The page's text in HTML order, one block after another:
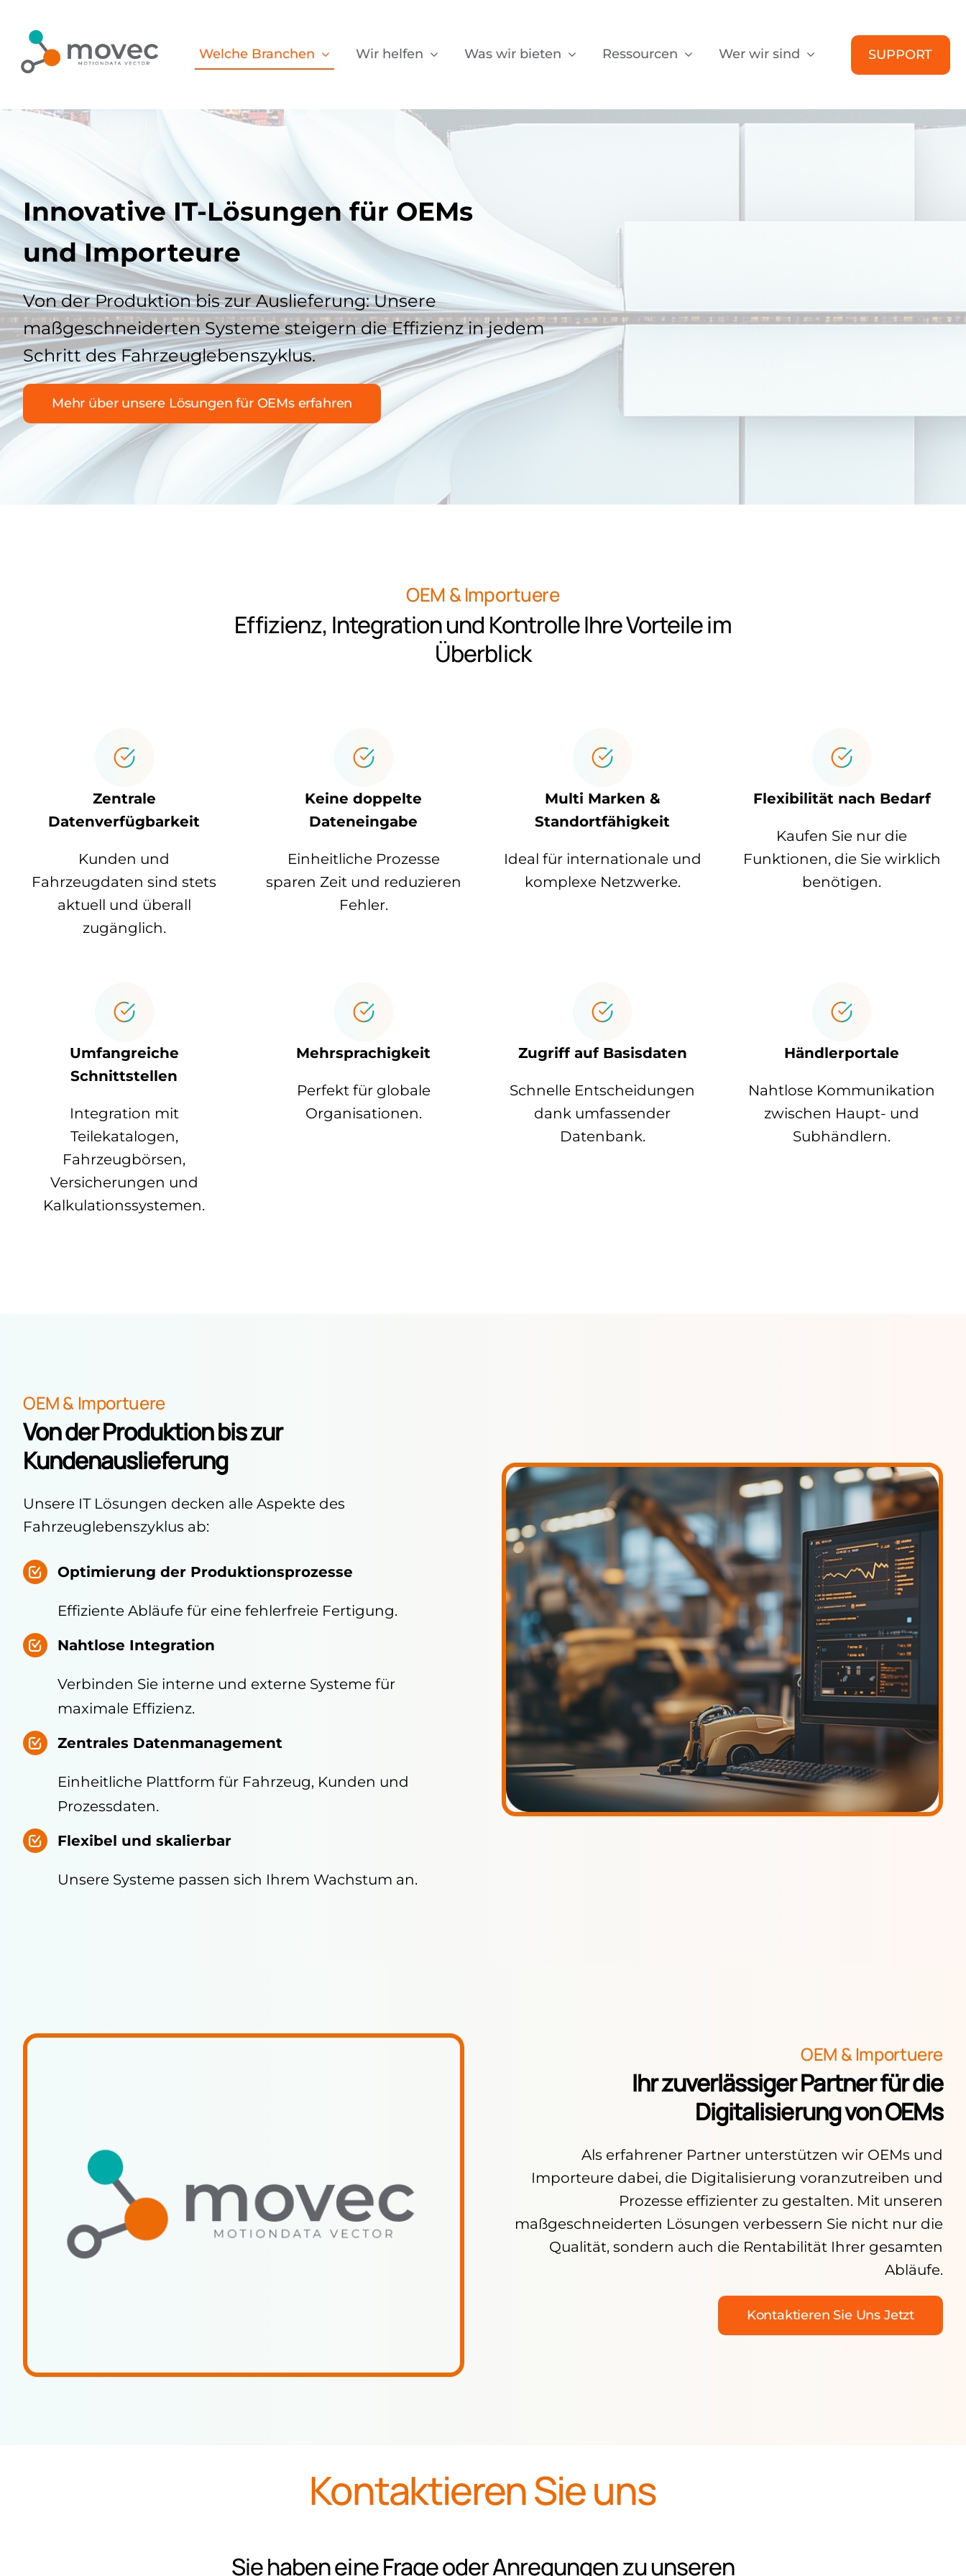
Inhalt
springen
Welche Branchen Wir helfen Was wir bieten Ressourcen Wer wir sind SUPPORT
Innovative IT-Lösungen für OEMs
und Importeure
Von der Produktion bis zur Auslieferung: Unsere
maßgeschneiderten Systeme steigern die Effizienz in jedem
Schritt des Fahrzeuglebenszyklus.
Mehr über unsere Lösungen für OEMs erfahren
OEM & Importuere
Effizienz, Integration und Kontrolle Ihre Vorteile im
Überblick
Zentrale
Datenverfügbarkeit
Kunden und
Fahrzeugdaten sind stets
aktuell und überall
zugänglich.
Keine doppelte
Dateneingabe
Einheitliche Prozesse
sparen Zeit und reduzieren
Fehler.
Multi Marken &
Standortfähigkeit
Ideal für internationale und
komplexe Netzwerke.
Flexibilität nach Bedarf
Kaufen Sie nur die
Funktionen, die Sie wirklich
benötigen.
Umfangreiche
Schnittstellen
Integration mit
Teilekatalogen,
Fahrzeugbörsen,
Versicherungen und
Kalkulationssystemen.
Mehrsprachigkeit
Perfekt für globale
Organisationen.
Zugriff auf Basisdaten
Schnelle Entscheidungen
dank umfassender
Datenbank.
Händlerportale
Nahtlose Kommunikation
zwischen Haupt- und
Subhändlern.
OEM & Importuere
Von der Produktion bis zur
Kundenauslieferung
Unsere IT Lösungen decken alle Aspekte des
Fahrzeuglebenszyklus ab:
Optimierung der Produktionsprozesse
Effiziente Abläufe für eine fehlerfreie Fertigung.
Nahtlose Integration
Verbinden Sie interne und externe Systeme für
maximale Effizienz.
Zentrales Datenmanagement
Einheitliche Plattform für Fahrzeug, Kunden und
Prozessdaten.
Flexibel und skalierbar
Unsere Systeme passen sich Ihrem Wachstum an.
OEM & Importuere
Ihr zuverlässiger Partner für die
Digitalisierung von OEMs
Als erfahrener Partner unterstützen wir OEMs und
Importeure dabei, die Digitalisierung voranzutreiben und
Prozesse effizienter zu gestalten. Mit unseren
maßgeschneiderten Lösungen verbessern Sie nicht nur die
Qualität, sondern auch die Rentabilität Ihrer gesamten
Abläufe.
Kontaktieren Sie Uns Jetzt
Kontaktieren Sie uns
Sie haben eine Frage oder Anregungen zu unseren